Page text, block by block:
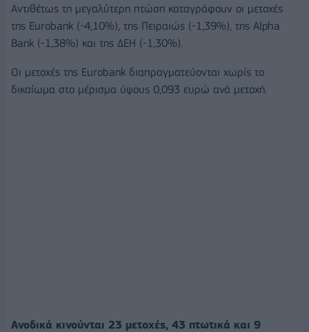
Αντιθέτως τη μεγαλύτερη πτώση καταγράφουν οι μετοχές
της Eurobank (-4,10%), της Πειραιώς (-1,39%), της Alpha
Bank (-1,38%) και της ΔΕΗ (-1,30%).
Oι μετοχές της Eurobank διαπραγματεύονται χωρίς το
δικαίωμα στο μέρισμα ύψους 0,093 ευρώ ανά μετοχή.
Ανοδικά κινούνται 23 μετοχές, 43 πτωτικά και 9